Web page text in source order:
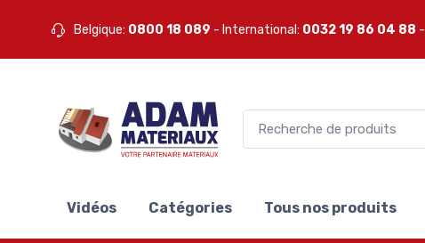
Belgique: 0800 18 089 - International: 0032 19 86 04 88 -
Vidéos Catégories Tous nos produits
20
pour